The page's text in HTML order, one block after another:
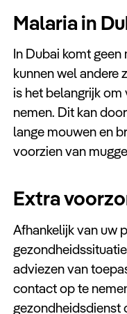
Malaria in
In Dubai komt
kunnen wel andere
is het belangrijk
nemen. Dit kan
lange mouwen en
voorzien van
Extra
Afhankelijk van uw
adviezen van
contact op te
gezondheidsdienst